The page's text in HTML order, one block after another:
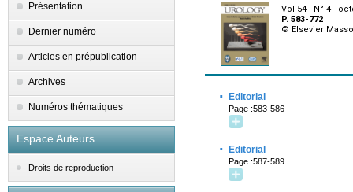
Présentation
Dernier numéro
Articles en prépublication
Archives
Numéros thématiques
Espace Auteurs
Droits de reproduction
Vol 54 - N° 4 -
P. 583-772
© Elsevier
· Editorial
Page :583-586
· Editorial
Page :587-589